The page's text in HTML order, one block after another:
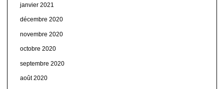
janvier 2021
décembre 2020
novembre 2020
octobre 2020
septembre 2020
août 2020